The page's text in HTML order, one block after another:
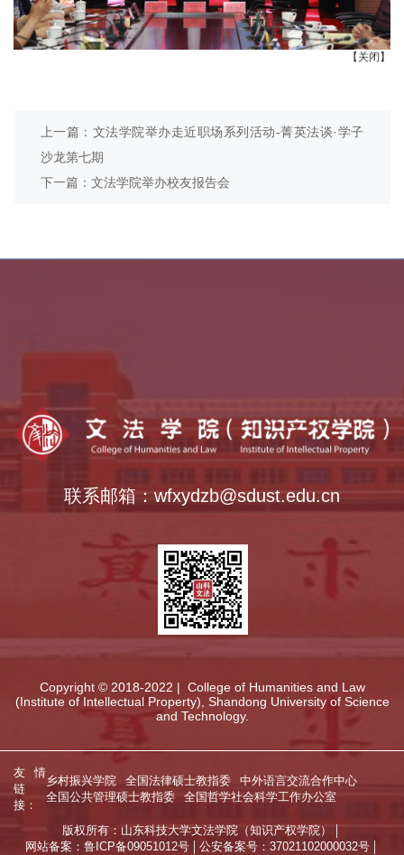
【关闭】
上一篇：文法学院举办走近职场系列活动-菁英法谈·学子
沙龙第七期
下一篇：文法学院举办校友报告会
全国哲学社会科学工作办公室
联系邮箱：wfxydzb@sdust.edu.cn
Copyright © 2018-2022 | College of Humanities and Law
(Institute of Intellectual Property), Shandong University of Science
and Technology.
友情
链
接：
乡村振兴学院 全国法律硕士教指委
中外语言交流合作中心
全国公共管理硕士教指委
全国哲学社会科学工作办公室
版权所有：山东科技大学文法学院（知识产权学院）
网站备案：鲁ICP备09051012号
公安备案号：37021102000032号